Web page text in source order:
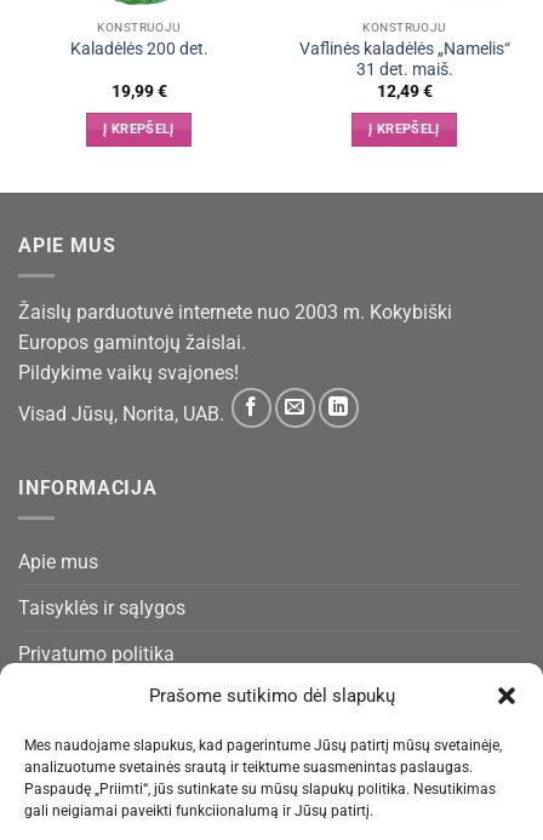
Prašome sutikimo dėl slapukų
Mes naudojame slapukus, kad pagerintume Jūsų patirtį mūsų svetainėje,
analizuotume svetainės srautą ir teiktume suasmenintas paslaugas.
Paspaudę „Priimti“, jūs sutinkate su mūsų slapukų politika. Nesutikimas
gali neigiamai paveikti funkciionalumą ir Jūsų patirtį.
KONSTRUOJU
Kaladėlės 200 det.
19,99€
Į KREPŠELĮ
KONSTRUOJU
Vaflinės kaladėlės „Namelis“
31 det. maiš.
12,49€
Į KREPŠELĮ
APIE MUS
Žaislų parduotuvė internete nuo 2003 m. Kokybiški
Europos gamintojų žaislai.
Pildykime vaikų svajones!
Visad Jūsų, Norita, UAB.
INFORMACIJA
Apie mus
Taisyklės ir sąlygos
Privatumo politika
Slapukų politika
Pristatymas ir gražinimas
Kontaktai